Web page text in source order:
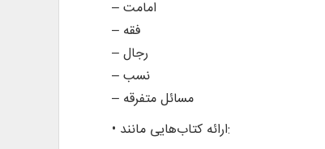
– امامت
– فقه
– رجال
– نسب
– مسائل متفرقه
• ارائه كتاب‌هايی مانند: